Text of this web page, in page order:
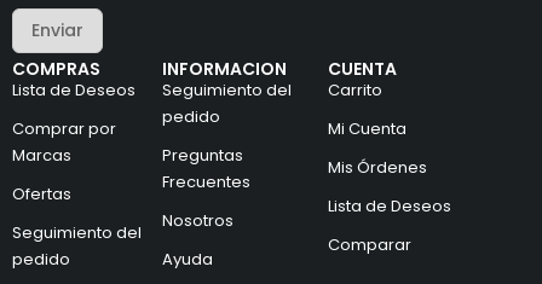
COMPRAS
Lista de Deseos
Comprar por
Marcas
Ofertas
Seguimiento del
pedido
INFORMACION
Seguimiento del
pedido
Preguntas
Frecuentes
Nosotros
Ayuda
CUENTA
Carrito
Mi Cuenta
Mis Órdenes
Lista de Deseos
Comparar
r
n
i
c
o
e
l
c
t
r
ó
e
e
l
e
t
r
n
c
o
Enviar